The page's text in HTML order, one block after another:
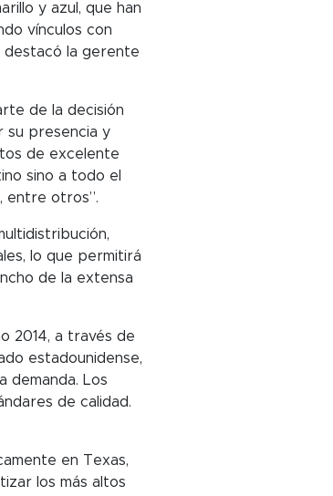
y azul, que han
vínculos con
destacó la gerente
de la decisión
su presencia y
de excelente
sino a todo el
entre otros”.
lo que permitirá
de la extensa
2014, a través de
estadounidense,
demanda. Los
de calidad.
en Texas,
los más altos